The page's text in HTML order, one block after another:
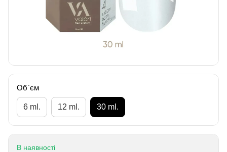
Об`єм
6 ml. 12 ml. 30 ml.
В наявності